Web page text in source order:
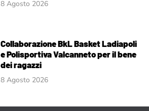
8 Agosto 2026
Collaborazione BkL Basket Ladiapoli
e Polisportiva Valcanneto per il bene
dei ragazzi
8 Agosto 2026